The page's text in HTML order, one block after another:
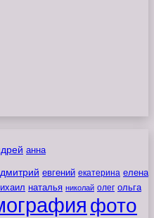
анна
дмитрий евгений екатерина елена
наталья николай олег ольга
фото